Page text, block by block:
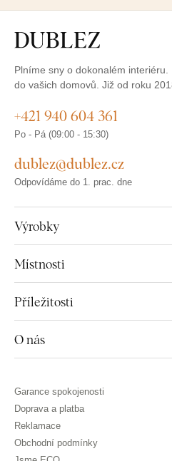
Plníme sny o dokonalém
do vašich domovů. Již od roku
Výrobky
Místnosti
Příležitosti
O nás
+421 940 604 361
Po - Pá (09:00 - 15:30)
dublez@dublez.cz
Odpovídáme do 1. prac. dne
Garance spokojenosti
Doprava a platba
Reklamace
Obchodní podmínky